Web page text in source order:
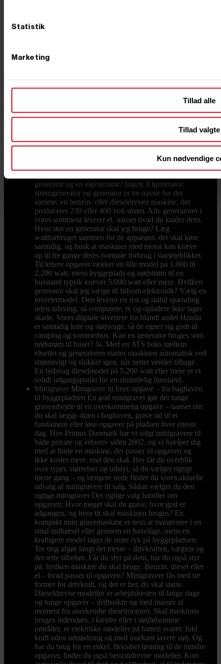
Statistik
Marketing
Tillad alle
Tillad valgte
Kun nødvendige
til en ATS boks, der automatisk starter maskinen, når
batterier, ladekabler, filtre og reservedele i vores udvalg
Danmark Primus Danmark er en dansk-ejet
generatorerne i vareudstillingen, før du beslutter dig. Vi
importerer direkte fra fabrikanterne, så du får kvalitet til
udgangspunkt samme dag. Har du spørgsmål til valg af
model, størrelse eller nødstrøm, sidder vores danske
kundeservice klar med rådgivning før købet. Ring til os
generator og en elgenerator? Ingen. Elgenerator,
strømgenerator og generator er tre navne for det
samme: en benzin- eller dieseldreven maskine, der
producerer 230 eller 400 volt strøm. Alle generatorer i
vores sortiment leverer el, uanset hvad du kalder dem.
Hvor stor en generator skal jeg bruge? Læg
wattforbruget sammen for de apparater, der skal køre
samtidig, og husk at maskiner med motor kan kræve
op til tre gange deres normale forbrug i startøjeblikket.
Til lettere opgaver rækker en lille model på 1.000 til
2.200 watt, mens byggeplads og nødstrøm til en
husstand typisk kræver 5.000 watt eller mere. Hvilken
generator skal jeg vælge til følsom elektronik? Vælg en
invertermodel. Den leverer en ren og stabil spænding
uden udsving, så computere, tv og opladere ikke tager
skade. Vores digitale invertere fra blandt andet Honda
er samtidig lette og støjsvage, så de egner sig godt til
camping og sommerhus. Kan en generator bruges som
nødstrøm til huset? Ja. Med en ATS boks mellem
elnettet og generatoren starter maskinen automatisk ved
strømsvigt og slukker igen, når nettet vender tilbage.
En lydsvag dieselmodel på 5.200 watt eller mere er et
solidt udgangspunkt for en almindelig husstand.
Minigraver Minigraver til hver opgave – fra baghaven
til byggepladsen En god minigraver gør det tunge
gravearbejde til en overkommelig opgave – uanset om
du skal lægge dræn i baghaven, grave ud til et
fundament eller løse opgaver på pladsen hver eneste
dag. Hos Primus Danmark har vi solgt minigravere til
både private og erhverv siden 2002, og vi hjælper dig
med at finde en maskine, der passer til opgaven og
ikke koster mere, end den skal. Her får du overblik
over typer, størrelser og udstyr, så du vælger rigtigt
første gang – og længere nede finder du vores aktuelle
udvalg af minigravere til salg. Sådan vælger du den
rigtige minigraver Det rigtige valg handler om
opgaven: Hvor meget skal du grave, hvor god er
adgangen, og hvor tit skal maskinen bruges? En
kompakt mini gravemaskine er nem at manøvrere i en
smal indkørsel eller gennem en havelåge, mens en
kraftigere model tager de store ryk på byggepladsen.
Tre ting afgør langt det meste – drivkraften, vægten og
det rette tilbehør. Får du styr på dem, har du også styr
på, hvilken maskine du skal bruge. Benzin, diesel eller
el – hvad passer til opgaven? Minigravere fås med tre
former for drivkraft, og det er her, du skal starte.
Dieseldrevne modeller er arbejdshesten til lange dage
og tunge opgaver – driftssikre og med masser af
moment fra anerkendte dieselmotorer. Skal maskinen
bruges indendørs, i kældre eller i støjfølsomme
områder, er elektriske modeller på batteri svaret: fuld
kraft uden udstødning og med markant lavere støj. Og
har du brug for en enkel, fleksibel løsning til de mindre
opgaver, finder du også benzindrevne modeller. Kort